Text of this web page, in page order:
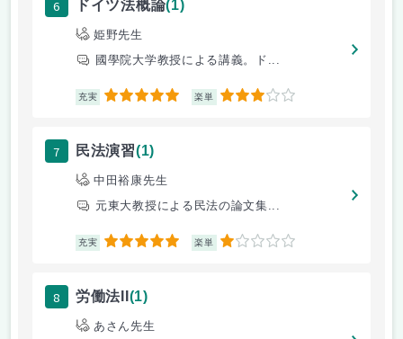
6 ドイツ法概論(1)
姫野先生
國學院大学教授による講義。ド...
充実 5 楽単 3
7 民法演習(1)
中田裕康先生
元東大教授による民法の論文集...
充実 5 楽単 1
8 労働法II (1)
あさん先生